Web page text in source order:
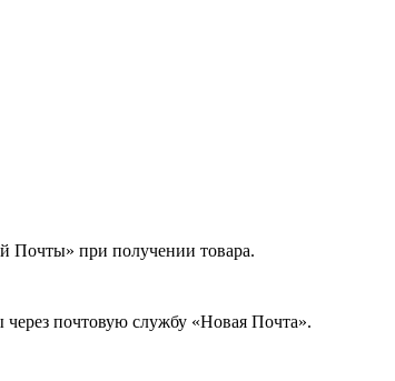
Почты» при получении товара.
почтовую службу «Новая Почта».